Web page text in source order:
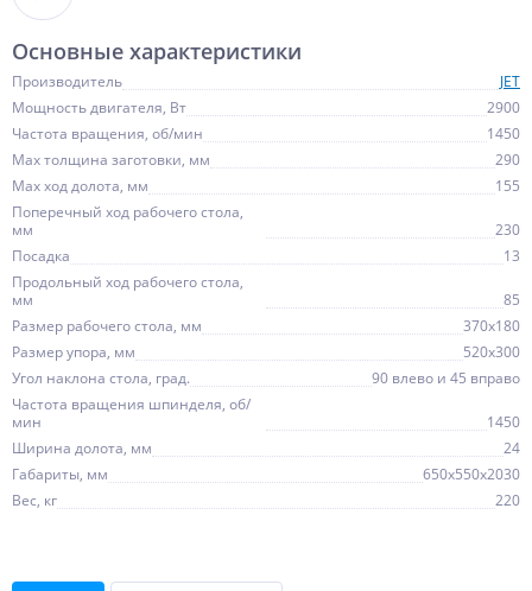
Основные характеристики
Производитель
JET
Мощность двигателя, Вт
2900
Частота вращения, об/мин
1450
Max толщина заготовки, мм
290
Max ход долота, мм
155
Поперечный ход рабочего стола,
мм
230
Посадка
13
Продольный ход рабочего стола,
мм
85
Размер рабочего стола, мм
370х180
Размер упора, мм
520х300
Угол наклона стола, град.
90 влево и 45 вправо
Частота вращения шпинделя, об/
мин
1450
Ширина долота, мм
24
Габариты, мм
650х550х2030
Вес, кг
220